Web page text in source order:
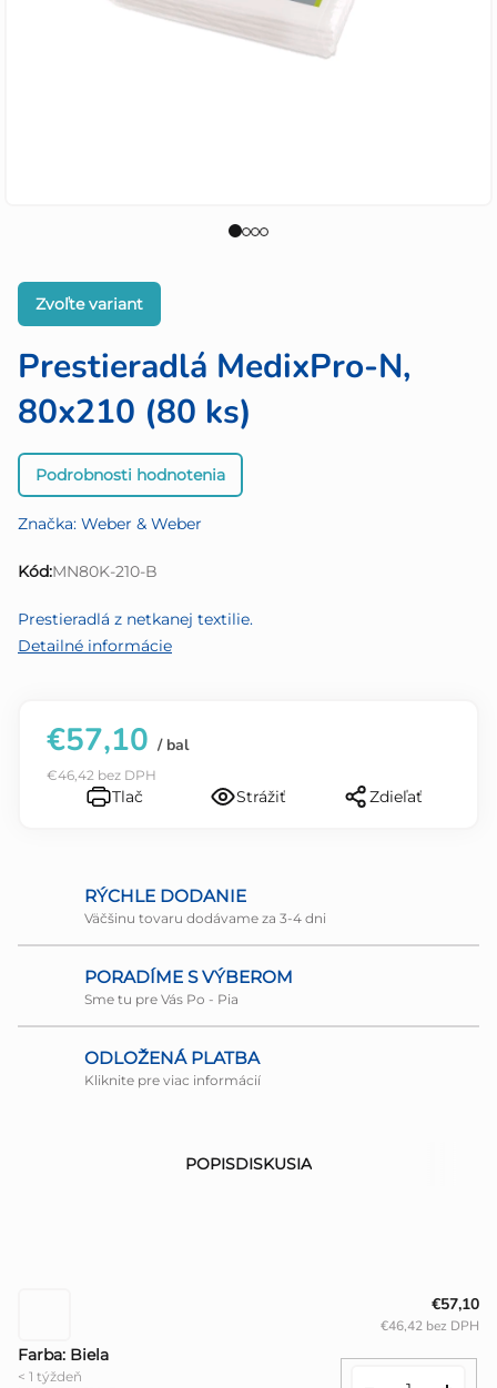
Prestieradlá MedixPro-N,
80x210 (80 ks)
Priemerné
hodnotenie
je
0,0
5
hviezdičiek.
Podrobnosti hodnotenia
Značka: Weber & Weber
Kód:MN80K-210-B
Zvoľte variant
Prestieradlá z netkanej textilie.
Detailné informácie
€57,10 / bal
€46,42 bez DPH
Tlač Strážiť Zdieľať
RÝCHLE DODANIE
Väčšinu tovaru dodávame za 3-4 dni
PORADÍME S VÝBEROM
Sme tu pre Vás Po - Pia
ODLOŽENÁ PLATBA
Kliknite pre viac informácií
POPISDISKUSIA
Farba: Biela
< 1 týždeň
€57,10
€46,42 bez DPH